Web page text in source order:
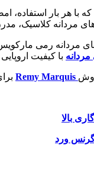
با هر بار استفاده،
مردانه کلاسیک،
۱۰ مدل از بهترین عطرهای
با کیفیت
بالا
ورد